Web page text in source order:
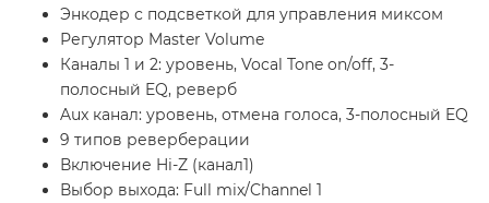
Энкодер с подсветкой для управления миксом
Регулятор Master Volume
Каналы 1 и 2: уровень, Vocal Tone on/off, 3-
полосный EQ, реверб
Aux канал: уровень, отмена голоса, 3-полосный EQ
9 типов реверберации
Включение Hi-Z (канал1)
Выбор выхода: Full mix/Channel 1